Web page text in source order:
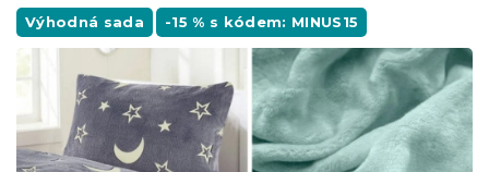
Výhodná sada -15 % s kódem: MINUS15